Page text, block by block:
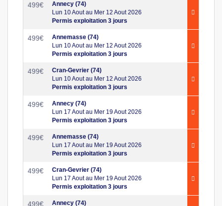
499€
Annecy (74)
Lun 10 Aout au Mer 12 Aout 2026
Permis exploitation 3 jours
499€
Annemasse (74)
Lun 10 Aout au Mer 12 Aout 2026
Permis exploitation 3 jours
499€
Cran-Gevrier (74)
Lun 10 Aout au Mer 12 Aout 2026
Permis exploitation 3 jours
499€
Annecy (74)
Lun 17 Aout au Mer 19 Aout 2026
Permis exploitation 3 jours
499€
Annemasse (74)
Lun 17 Aout au Mer 19 Aout 2026
Permis exploitation 3 jours
499€
Cran-Gevrier (74)
Lun 17 Aout au Mer 19 Aout 2026
Permis exploitation 3 jours
499€
Annecy (74)